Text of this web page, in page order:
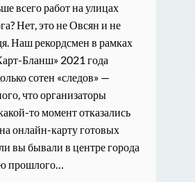
всего работ на улицах
Нет, это не Овсян и не
Наш рекордсмен в рамках
Бланш» 2021 года
сотен «следов» —
что организаторы
то момент отказались
онлайн-карту готовых
вы бывали в центре города
прошлого…